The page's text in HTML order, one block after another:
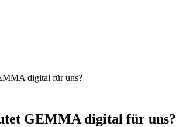
digital für uns?
GEMMA digital für uns?